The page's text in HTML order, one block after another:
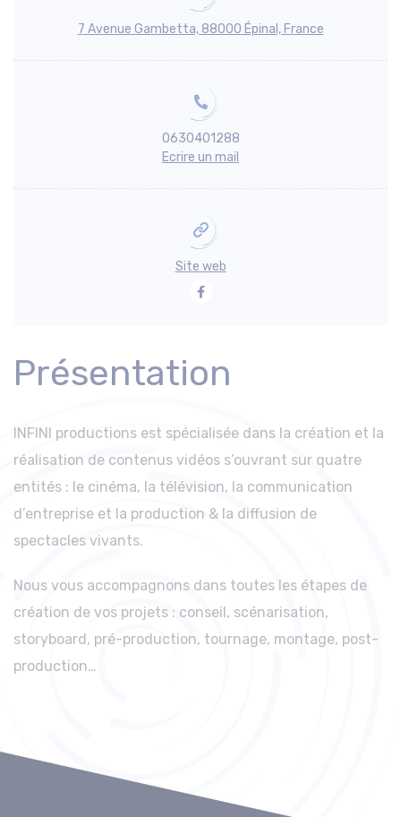
7 Avenue Gambetta, 88000 Épinal, France
0630401288
Ecrire un mail
Site web
Facebook
Présentation
INFINI productions est spécialisée dans la création et la
réalisation de contenus vidéos s’ouvrant sur quatre
entités : le cinéma, la télévision, la communication
d’entreprise et la production & la diffusion de
spectacles vivants.
Nous vous accompagnons dans toutes les étapes de
création de vos projets : conseil, scénarisation,
storyboard, pré-production, tournage, montage, post-
production…